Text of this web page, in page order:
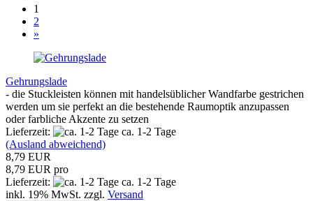
1
2
»
Gehrungslade
- die Stuckleisten können mit handelsüblicher Wandfarbe gestrichen
werden um sie perfekt an die bestehende Raumoptik anzupassen
oder farbliche Akzente zu setzen
Lieferzeit:
ca. 1-2 Tage
(Ausland abweichend)
8,79 EUR
8,79 EUR pro
Lieferzeit:
ca. 1-2 Tage
inkl. 19% MwSt. zzgl. Versand